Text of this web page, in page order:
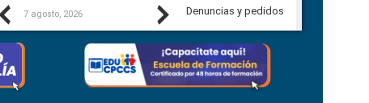
Previous
7 agosto, 2026 7 agosto, 2026
Next
Denuncias y pedidos